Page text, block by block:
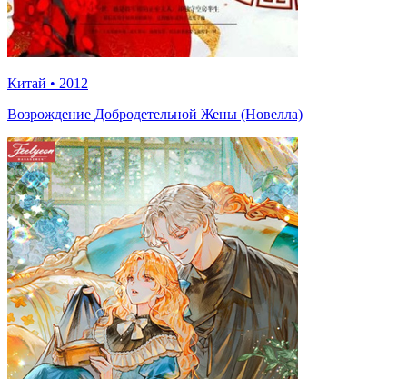
Китай • 2012
Возрождение Добродетельной Жены (Новелла)